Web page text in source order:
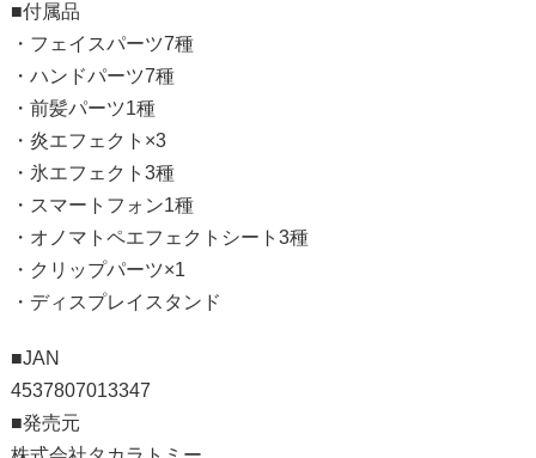
■付属品
・フェイスパーツ7種
・ハンドパーツ7種
・前髪パーツ1種
・炎エフェクト×3
・氷エフェクト3種
・スマートフォン1種
・オノマトペエフェクトシート3種
・クリップパーツ×1
・ディスプレイスタンド
■JAN
4537807013347
■発売元